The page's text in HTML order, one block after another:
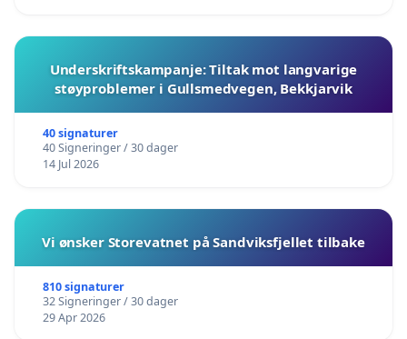
Underskriftskampanje: Tiltak mot langvarige
støyproblemer i Gullsmedvegen, Bekkjarvik
40 signaturer
40 Signeringer / 30 dager
14 Jul 2026
Vi ønsker Storevatnet på Sandviksfjellet tilbake
810 signaturer
32 Signeringer / 30 dager
29 Apr 2026